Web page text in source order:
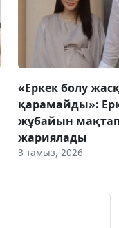
«Еркек болу
қарамайды»:
жұбайын
жариялады
3 тамыз, 2026